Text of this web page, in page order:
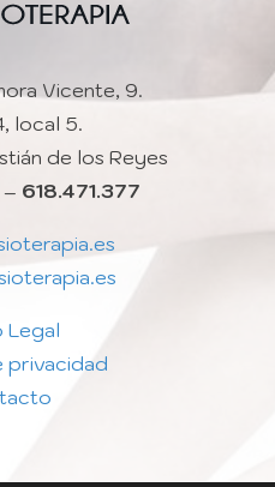
Vicente, 9.
local 5.
de los Reyes
– 618.471.377
Legal
privacidad